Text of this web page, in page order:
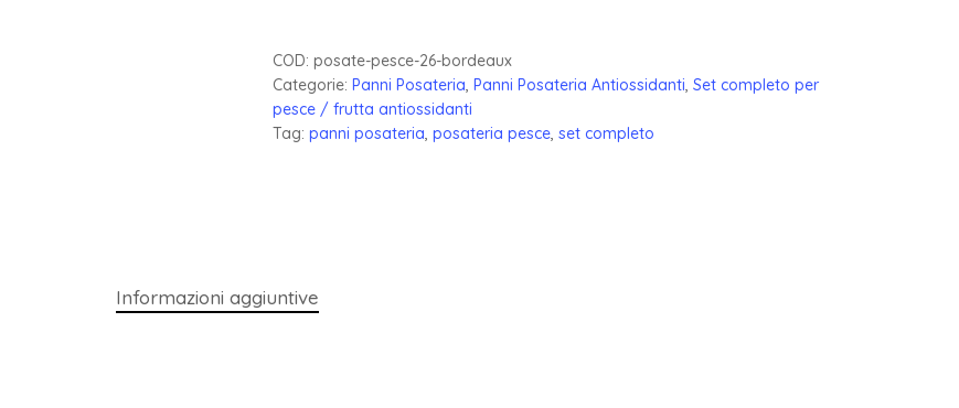
COD: posate-pesce-26-bordeaux
Categorie: Panni Posateria, Panni Posateria Antiossidanti, Set completo per
pesce / frutta antiossidanti
Tag: panni posateria, posateria pesce, set completo
Informazioni aggiuntive